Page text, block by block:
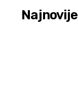
Najnovije